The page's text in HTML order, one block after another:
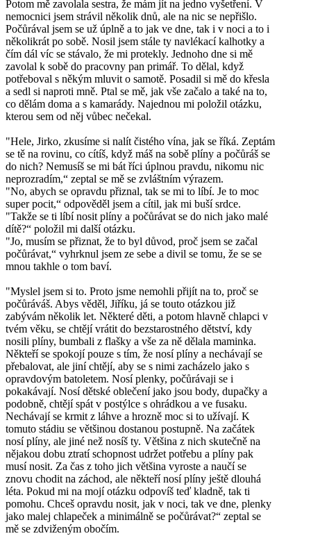
Potom mě zavolala sestra, že mám jít na jedno vyšetření. V
nemocnici jsem strávil několik dnů, ale na nic se nepřišlo.
Počůrával jsem se už úplně a to jak ve dne, tak i v noci a to i
několikrát po sobě. Nosil jsem stále ty navlékací kalhotky a
čím dál víc se stávalo, že mi protekly. Jednoho dne si mě
zavolal k sobě do pracovny pan primář. To dělal, když
potřeboval s někým mluvit o samotě. Posadil si mě do křesla
a sedl si naproti mně. Ptal se mě, jak vše začalo a také na to,
co dělám doma a s kamarády. Najednou mi položil otázku,
kterou sem od něj vůbec nečekal.
"Hele, Jirko, zkusíme si nalít čistého vína, jak se říká. Zeptám
se tě na rovinu, co cítíš, když máš na sobě plíny a počůráš se
do nich? Nemusíš se mi bát říci úplnou pravdu, nikomu nic
neprozradím,“ zeptal se mě se zvláštním výrazem.
"No, abych se opravdu přiznal, tak se mi to líbí. Je to moc
super pocit,“ odpověděl jsem a cítil, jak mi buší srdce.
"Takže se ti líbí nosit plíny a počůrávat se do nich jako malé
dítě?“ položil mi další otázku.
"Jo, musím se přiznat, že to byl důvod, proč jsem se začal
počůrávat,“ vyhrknul jsem ze sebe a divil se tomu, že se se
mnou takhle o tom baví.
"Myslel jsem si to. Proto jsme nemohli přijít na to, proč se
počůráváš. Abys věděl, Jiříku, já se touto otázkou již
zabývám několik let. Některé děti, a potom hlavně chlapci v
tvém věku, se chtějí vrátit do bezstarostného dětství, kdy
nosili plíny, bumbali z flašky a vše za ně dělala maminka.
Někteří se spokojí pouze s tím, že nosí plíny a nechávají se
přebalovat, ale jiní chtějí, aby se s nimi zacházelo jako s
opravdovým batoletem. Nosí plenky, počůrávaji se i
pokakávají. Nosí dětské oblečení jako jsou body, dupačky a
podobně, chtějí spát v postýlce s ohrádkou a ve fusaku.
Nechávají se krmit z láhve a hrozně moc si to užívají. K
tomuto stádiu se většinou dostanou postupně. Na začátek
nosí plíny, ale jiné než nosíš ty. Většina z nich skutečně na
nějakou dobu ztratí schopnost udržet potřebu a plíny pak
musí nosit. Za čas z toho jich většina vyroste a naučí se
znovu chodit na záchod, ale někteří nosí plíny ještě dlouhá
léta. Pokud mi na mojí otázku odpovíš teď kladně, tak ti
pomohu. Chceš opravdu nosit, jak v noci, tak ve dne, plenky
jako malej chlapeček a minimálně se počůrávat?“ zeptal se
mě se zdviženým obočím.